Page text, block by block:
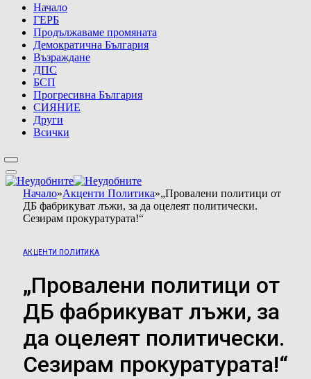
Начало
ГЕРБ
Продължаваме промяната
Демократична България
Възраждане
ДПС
БСП
Прогресивна България
СИЯНИЕ
Други
Всички
Начало»Акценти Политика»„Провалени политици от
ДБ фабрикуват лъжи, за да оцелеят политически.
Сезирам прокуратурата!“
АКЦЕНТИ ПОЛИТИКА
„Провалени политици от
ДБ фабрикуват лъжи, за
да оцелеят политически.
Сезирам прокуратурата!“